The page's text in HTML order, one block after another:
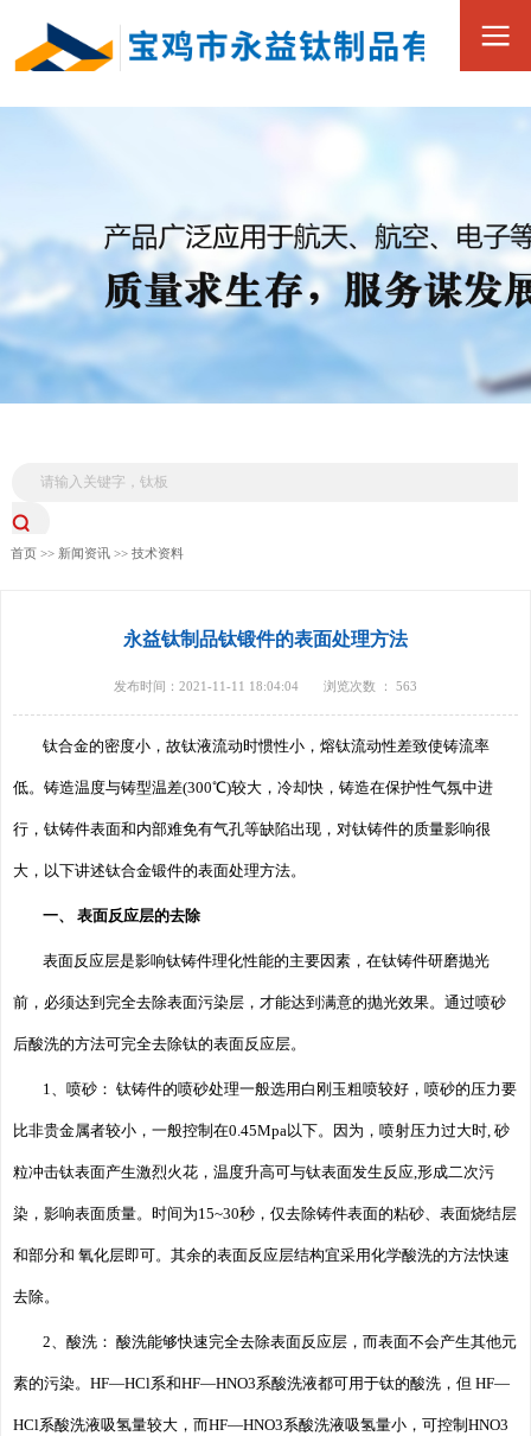
国
服
务
15349173880
首页 >> 新闻资讯>> 技术资料
永益钛制品钛锻件的表面处理方法
发布时间：2021-11-11 18:04:04 浏览次数 ： 563
钛合金的密度小，故钛液流动时惯性小，熔钛流动性差致使铸流率
低。铸造温度与铸型温差(300℃)较大，冷却快，铸造在保护性气氛中进
行，钛铸件表面和内部难免有气孔等缺陷出现，对钛铸件的质量影响很
大，以下讲述钛合金锻件的表面处理方法。
一、 表面反应层的去除
表面反应层是影响钛铸件理化性能的主要因素，在钛铸件研磨抛光
前，必须达到完全去除表面污染层，才能达到满意的抛光效果。通过喷砂
后酸洗的方法可完全去除钛的表面反应层。
1、喷砂： 钛铸件的喷砂处理一般选用白刚玉粗喷较好，喷砂的压力要
比非贵金属者较小，一般控制在0.45Mpa以下。因为，喷射压力过大时, 砂
粒冲击钛表面产生激烈火花，温度升高可与钛表面发生反应,形成二次污
染，影响表面质量。时间为15~30秒，仅去除铸件表面的粘砂、表面烧结层
和部分和 氧化层即可。其余的表面反应层结构宜采用化学酸洗的方法快速
去除。
2、酸洗： 酸洗能够快速完全去除表面反应层，而表面不会产生其他元
素的污染。HF—HCl系和HF—HNO3系酸洗液都可用于钛的酸洗，但 HF—
HCl系酸洗液吸氢量较大，而HF—HNO3系酸洗液吸氢量小，可控制HNO3